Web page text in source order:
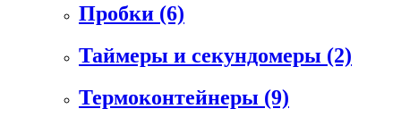
Пробки (6)
Таймеры и секундомеры (2)
Термоконтейнеры (9)